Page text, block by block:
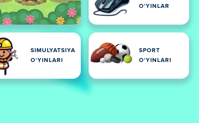
OʻYINLAR
SIMULYATSIYA
OʻYINLARI
SPORT
OʻYINLARI